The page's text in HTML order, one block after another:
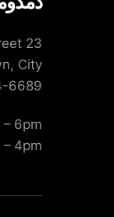
23 Front Street
City
6689
6pm
– 4pm